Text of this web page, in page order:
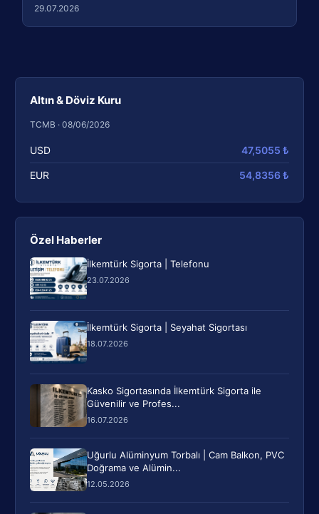
Altın & Döviz Kuru
TCMB · 08/06/2026
USD 47,5055 ₺
EUR 54,8356 ₺
Özel Haberler
İlkemtürk Sigorta | Telefonu
23.07.2026
İlkemtürk Sigorta | Seyahat Sigortası
18.07.2026
Kasko Sigortasında İlkemtürk Sigorta ile
Güvenilir ve Profes...
16.07.2026
Uğurlu Alüminyum Torbalı | Cam Balkon, PVC
Doğrama ve Alümin...
12.05.2026
29.07.2026